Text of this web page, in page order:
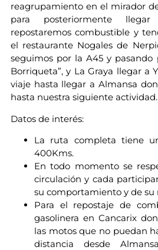
reagrupamiento en el mirador
para posteriormente
repostaremos combustible y
el restaurante Nogales de
seguimos por la A45 y pasando
Borriqueta”, y La Graya llegar a
viaje hasta llegar a Almansa
hasta nuestra siguiente actividad.
Datos de interés:
La ruta completa tiene
400Kms.
En todo momento se
circulación y cada
su comportamiento y de su
Para el repostaje de
gasolinera en Cancarix
las motos que no puedan
distancia desde